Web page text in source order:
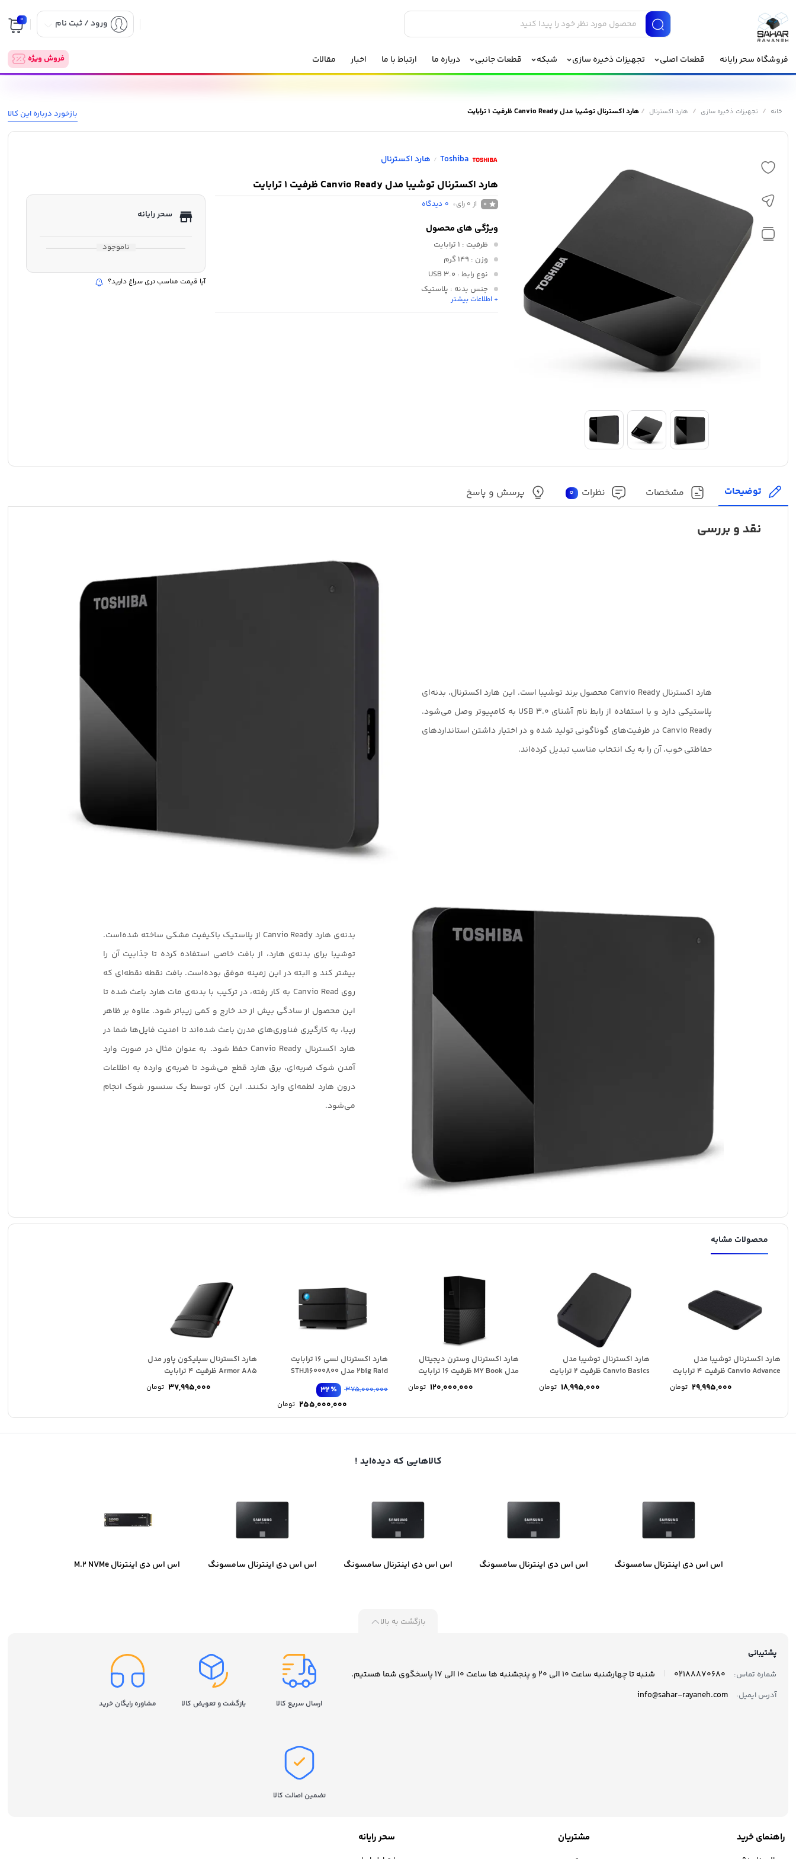
ورود / ثبت نام 0
فروشگاه سحر رایانه قطعات اصلی تجهیزات ذخیره سازی شبکه قطعات جانبی درباره ما ارتباط با ما اخبار مقالات فروش ویژه
بازخورد درباره این کالا خانه / تجهیزات ذخیره سازی / هارد اکسترنال /هارد اکسترنال توشیبا مدل Canvio Ready ظرفیت 1 ترابایت
Toshiba
/ هارد اکسترنال
هارد اکسترنال توشیبا مدل Canvio Ready ظرفیت 1 ترابایت
0 از 0 رای 0 دیدگاه
ویژگی های محصول
ظرفیت : 1 ترابایت
وزن : 149 گرم
نوع رابط : USB 3.0
جنس بدنه : پلاستیک
سازگاری: Windows/MAC
+ اطلاعات بیشتر
سحر رایانه
ناموجود
آیا قیمت مناسب تری سراغ دارید؟
توضیحات مشخصات نظرات 0 پرسش و پاسخ
نقد و بررسی
هارد اکسترنال Canvio Ready محصول برند توشیبا است. این هارد اکسترنال، بدنه‌ای
پلاستیکی دارد و با استفاده از رابط نام آشنای USB 3.0 به کامپیوتر وصل می‌شود.
Canvio Ready در ظرفیت‌های گوناگونی تولید شده و در اختیار داشتن استانداردهای
حفاظتی خوب، آن را به یک انتخاب مناسب تبدیل کرده‌اند.
بدنه‌ی هارد Canvio Ready از پلاستیک باکیفیت مشکی ساخته شده‌است.
توشیبا برای بدنه‌ی هارد، از بافت خاصی استفاده کرده تا جذابیت آن را
بیشتر کند و البته در این زمینه موفق بوده‌است. بافت نقطه نقطه‌ای که
روی Canvio Read به کار رفته، در ترکیب با بدنه‌ی مات هارد باعث شده تا
این محصول از سادگی بیش از حد خارج و کمی زیباتر شود. علاوه بر ظاهر
زیبا، به کارگیری فناوری‌های مدرن باعث شده‌اند تا امنیت فایل‌ها شما در
هارد اکسترنال Canvio Ready حفظ شود. به عنوان مثال در صورت وارد
آمدن شوک ضربه‌ای، برق هارد قطع می‌شود تا ضربه‌‌ی وارده به اطلاعات
درون هارد لطمه‌ای وارد نکنند. این کار، توسط یک سنسور شوک انجام
می‌شود.
محصولات مشابه
هارد اکسترنال توشیبا مدل
Canvio Advance ظرفیت 4 ترابایت
29,995,000 تومان
هارد اکسترنال توشیبا مدل
Canvio Basics ظرفیت 2 ترابایت
18,995,000 تومان
هارد اکسترنال وسترن دیجیتال
مدل MY Book ظرفیت 16 ترابایت
120,000,000 تومان
هارد اکسترنال لسی 16 ترابایت
2big Raid مدل STHJ16000800
٪32 375,000,000
255,000,000 تومان
هارد اکسترنال سیلیکون پاور مدل
Armor A85 ظرفیت 4 ترابایت
37,995,000 تومان
کالاهایی که دیده‌اید !
اس اس دی اینترنال سامسونگ
اس اس دی اینترنال سامسونگ
اس اس دی اینترنال سامسونگ
اس اس دی اینترنال سامسونگ
اس اس دی اینترنال M.2 NVMe
بازگشت به بالا
پشتیبانی
شماره تماس:
02188870680 شنبه تا چهارشنبه ساعت 10 الی 20 و پنجشنبه ها ساعت 10 الی 17 پاسخگوی شما هستیم.
آدرس ایمیل: info@sahar-rayaneh.com
ارسال سریع کالا بازگشت و تعویض کالا مشاوره رایگان خرید
تضمین اصالت کالا
راهنمای خرید مشتریان سحر رایانه